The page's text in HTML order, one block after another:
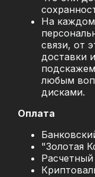
На каждом
связи, от
доставки
любым
дисками.
Оплата
"Золотая
Расчетный